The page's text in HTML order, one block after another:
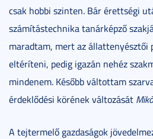
csak hobbi szinten. Bár érettségi
számítástechnika tanárképző
maradtam, mert az
eltéríteni, pedig igazán nehéz
mindenem. Később váltottam
érdeklődési körének változását
A tejtermelő gazdaságok